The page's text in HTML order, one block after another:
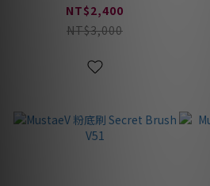
NT$2,400
NT$3,000